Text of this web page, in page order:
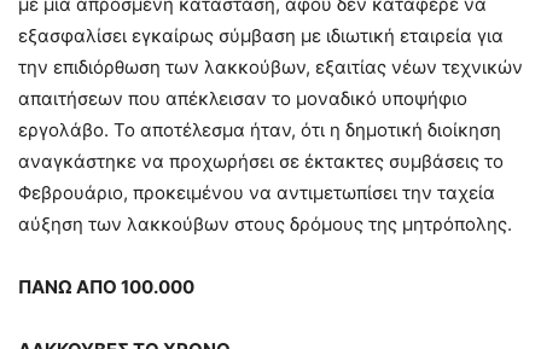
εξασφαλίσει εγκαίρως σύμβαση με ιδιωτική εταιρεία για
την επιδιόρθωση των λακκούβων, εξαιτίας νέων τεχνικών
απαιτήσεων που απέκλεισαν το μοναδικό υποψήφιο
εργολάβο. Το αποτέλεσμα ήταν, ότι η δημοτική διοίκηση
αναγκάστηκε να προχωρήσει σε έκτακτες συμβάσεις το
Φεβρουάριο, προκειμένου να αντιμετωπίσει την ταχεία
αύξηση των λακκούβων στους δρόμους της μητρόπολης.
ΠΑΝΩ ΑΠΟ 100.000